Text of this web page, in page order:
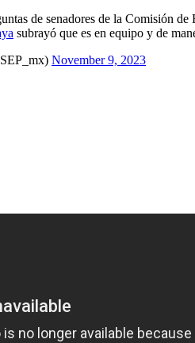
de senadores de la Comisión
subrayó que es en equipo y de
November 9, 2023